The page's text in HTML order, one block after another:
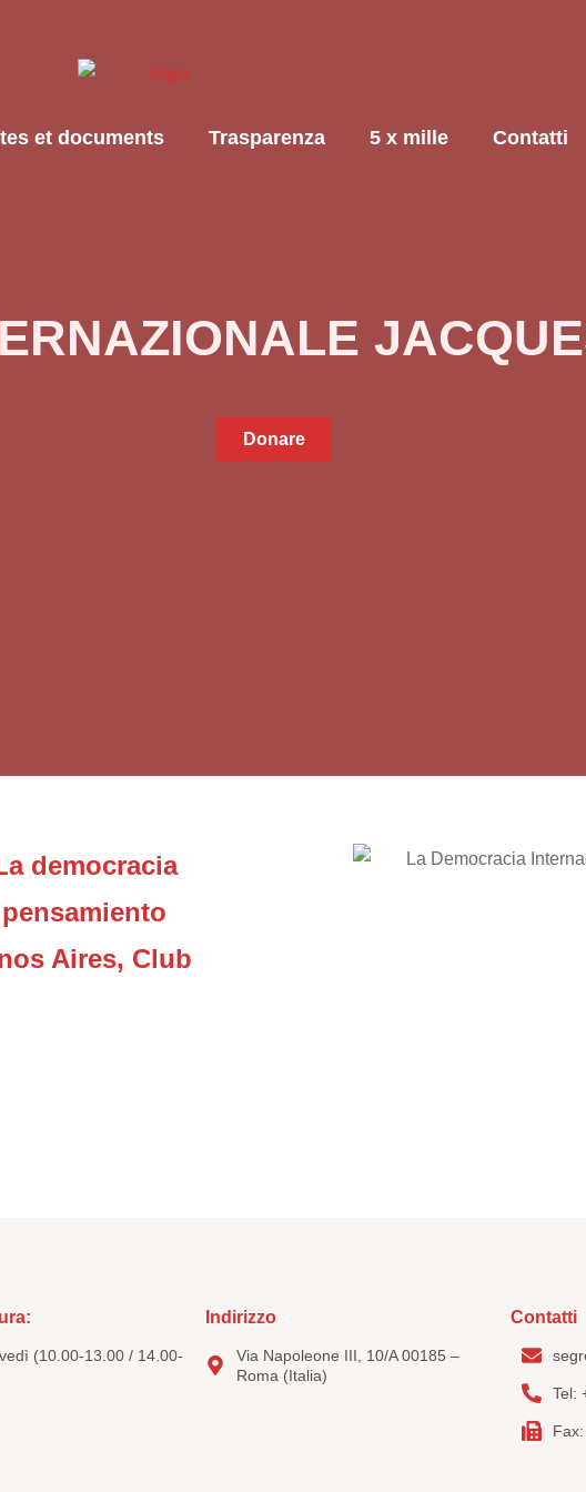
et documents Trasparenza 5 x mille Contatti
Donare
democracia
Aires, Club
(10.00-13.00 / 14.00-
Indirizzo
Via Napoleone III, 10/A 00185 –
Roma (Italia)
Contatti
Tel: